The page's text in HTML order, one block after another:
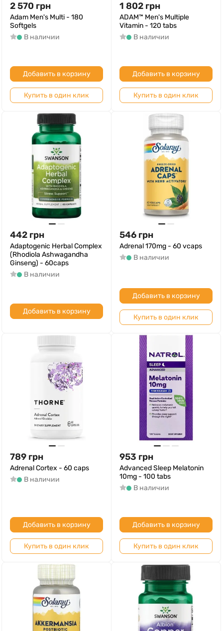
2 570 грн
Adam Men's Multi - 180
Softgels
В наличии
Добавить в корзину
Купить в один клик
1 802 грн
ADAM™ Men's Multiple
Vitamin - 120 tabs
В наличии
Добавить в корзину
Купить в один клик
442 грн
Adaptogenic Herbal Complex
(Rhodiola Ashwagandha
Ginseng) - 60caps
В наличии
Добавить в корзину
546 грн
Adrenal 170mg - 60 vcaps
В наличии
Добавить в корзину
Купить в один клик
789 грн
Adrenal Cortex - 60 caps
В наличии
Добавить в корзину
Купить в один клик
953 грн
Advanced Sleep Melatonin
10mg - 100 tabs
В наличии
Добавить в корзину
Купить в один клик